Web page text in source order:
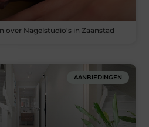
over Nagelstudio's in Zaanstad
AANBIEDINGEN